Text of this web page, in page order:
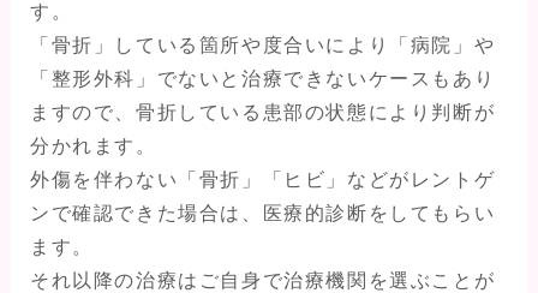
す。
「骨折」している箇所や度合いにより「病院」や
「整形外科」でないと治療できないケースもあり
ますので、骨折している患部の状態により判断が
分かれます。
外傷を伴わない「骨折」「ヒビ」などがレントゲ
ンで確認できた場合は、医療的診断をしてもらい
ます。
それ以降の治療はご自身で治療機関を選ぶことが